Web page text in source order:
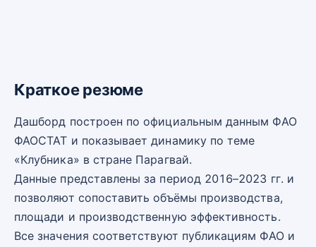
Краткое резюме
Дашборд построен по официальным данным ФАО
ФАОСТАТ и показывает динамику по теме
«Клубника» в стране Парагвай.
Данные представлены за период 2016–2023 гг. и
позволяют сопоставить объёмы производства,
площади и производственную эффективность.
Все значения соответствуют публикациям ФАО и